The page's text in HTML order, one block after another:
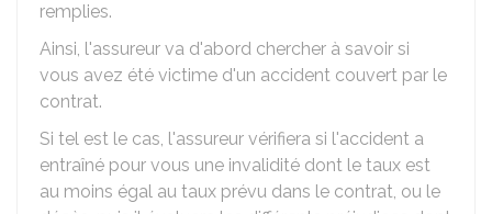
remplies.
Ainsi, l'assureur va d'abord chercher à savoir si
vous avez été victime d'un accident couvert par le
contrat.
Si tel est le cas, l'assureur vérifiera si l'accident a
entraîné pour vous une invalidité dont le taux est
au moins égal au taux prévu dans le contrat, ou le